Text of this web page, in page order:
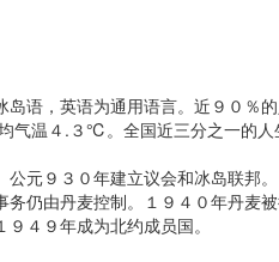
，英语为通用语言。近９０％的
温４.３℃。全国近三分之一的人
９３０年建立议会和冰岛联邦
仍由丹麦控制。１９４０年丹麦
４９年成为北约成员国。